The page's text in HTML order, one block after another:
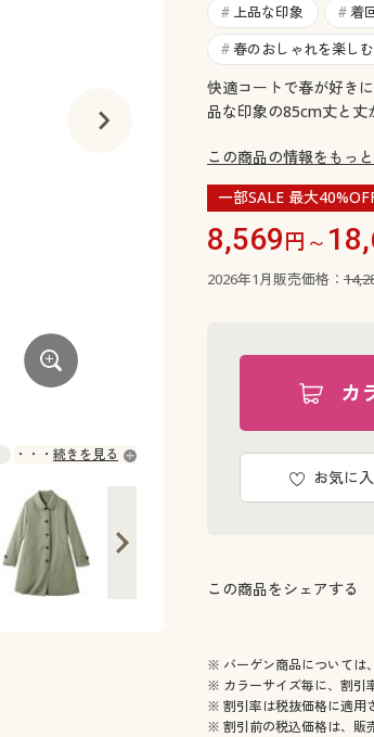
続きを見る
# 上品な印象 # 着
# 春のおしゃれを楽しむ
快適コートで春が好き
品な印象の85cm丈と丈
この商品の情報をもっ
一部SALE 最大
8,569円～
2026年1月販売価格：
カ
お気に
この商品をシェアする
※ バーゲン商品については
※ カラーサイズ毎に、割引
※ 割引率は税抜価格に適用
※ 割引前の税込価格は、販